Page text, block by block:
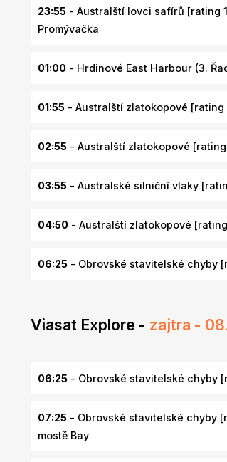
23:55 - Australští lovci safírů [rating
Promývačka
01:00 - Hrdinové East Harbour (3.
01:55 - Australští zlatokopové [rating
02:55 - Australští zlatokopové [rating
03:55 - Australské silniční vlaky
04:50 - Australští zlatokopové [rating
06:25 - Obrovské stavitelské chyby
Viasat Explore - zajtra -
06:25 - Obrovské stavitelské chyby
07:25 - Obrovské stavitelské chyby
mostě Bay